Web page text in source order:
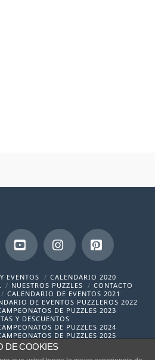
YouTubeInstagramPinterest
EVENTOS
CALENDARIO 2020
NUESTROS PUZZLES
CONTACTO
CALENDARIO DE EVENTOS 2021
DE EVENTOS PUZZLEROS 2022
DE PUZZLES 2023
Y DESCUENTOS
DE PUZZLES 2024
DE PUZZLES 2025
DE COOKIES